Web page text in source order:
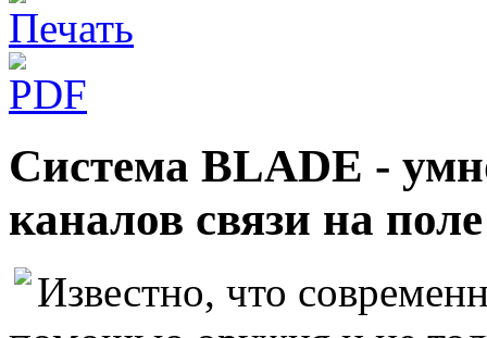
Система BLADE -
каналов связи на
Известно, что